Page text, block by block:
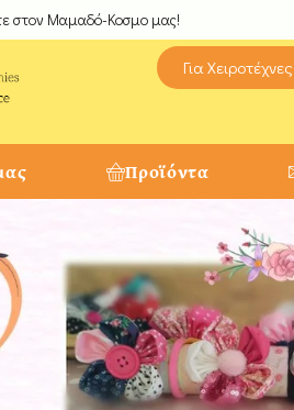
στον Μαμαδό-Κοσμο μας!
Για Χειροτέχνες
Προϊόντα